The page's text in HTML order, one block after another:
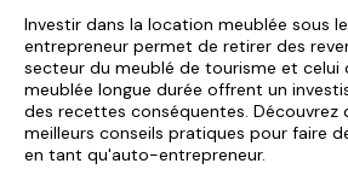
Investir dans la location meublée sous
entrepreneur permet de retirer des
secteur du meublé de tourisme et celui
meublée longue durée offrent un
des recettes conséquentes. Découvrez
meilleurs conseils pratiques pour faire
en tant qu'auto-entrepreneur.